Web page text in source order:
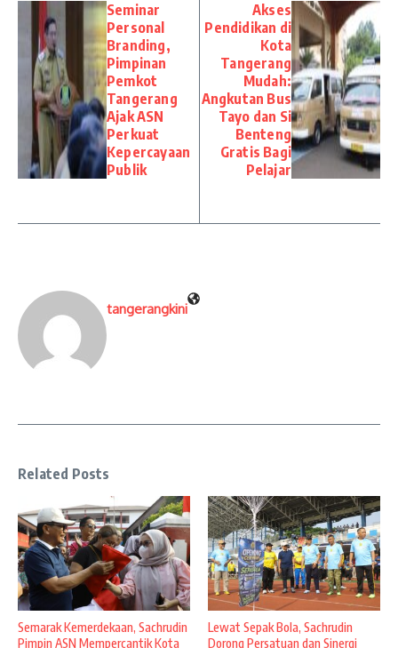
Seminar
Personal
Branding,
Pimpinan
Pemkot
Tangerang
Ajak ASN
Perkuat
Kepercayaan
Publik
Akses
Pendidikan di
Kota
Tangerang
Mudah:
Angkutan Bus
Tayo dan Si
Benteng
Gratis Bagi
Pelajar
tangerangkini
Related Posts
Semarak Kemerdekaan, Sachrudin
Pimpin ASN Mempercantik Kota
Lewat Sepak Bola, Sachrudin
Dorong Persatuan dan Sinergi